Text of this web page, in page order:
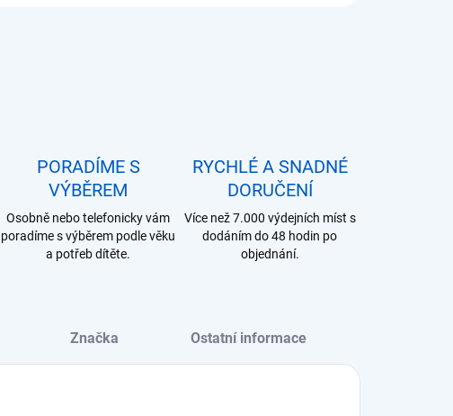
PORADÍME S
VÝBĚREM
Osobně nebo telefonicky vám
poradíme s výběrem podle věku
a potřeb dítěte.
RYCHLÉ A SNADNÉ
DORUČENÍ
Více než 7.000 výdejních míst s
dodáním do 48 hodin po
objednání.
Značka Ostatní informace